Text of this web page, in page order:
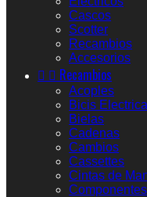
Cascos
Scotter
Recambios
Accesorios
  Recambios
Acoples
Bicis
Bielas
Cadenas
Cambios
Cassettes
Cintas de